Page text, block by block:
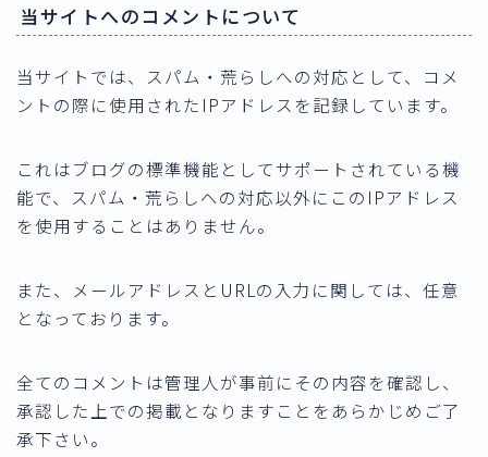
当サイトへのコメントについて
当サイトでは、スパム・荒らしへの対応として、コメ
ントの際に使用されたIPアドレスを記録しています。
これはブログの標準機能としてサポートされている機
能で、スパム・荒らしへの対応以外にこのIPアドレス
を使用することはありません。
また、メールアドレスとURLの入力に関しては、任意
となっております。
全てのコメントは管理人が事前にその内容を確認し、
承認した上での掲載となりますことをあらかじめご了
承下さい。